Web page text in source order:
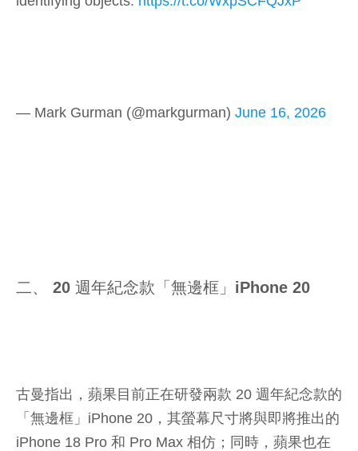
— Mark Gurman (@markgurman) June 16, 2026
二、 20 週年紀念款「無邊框」iPhone 20
古曼指出，蘋果目前正在研發兩款 20 週年紀念款的
「無邊框」iPhone 20，其螢幕尺寸將與即將推出的
iPhone 18 Pro 和 Pro Max 相仿；同時，蘋果也在